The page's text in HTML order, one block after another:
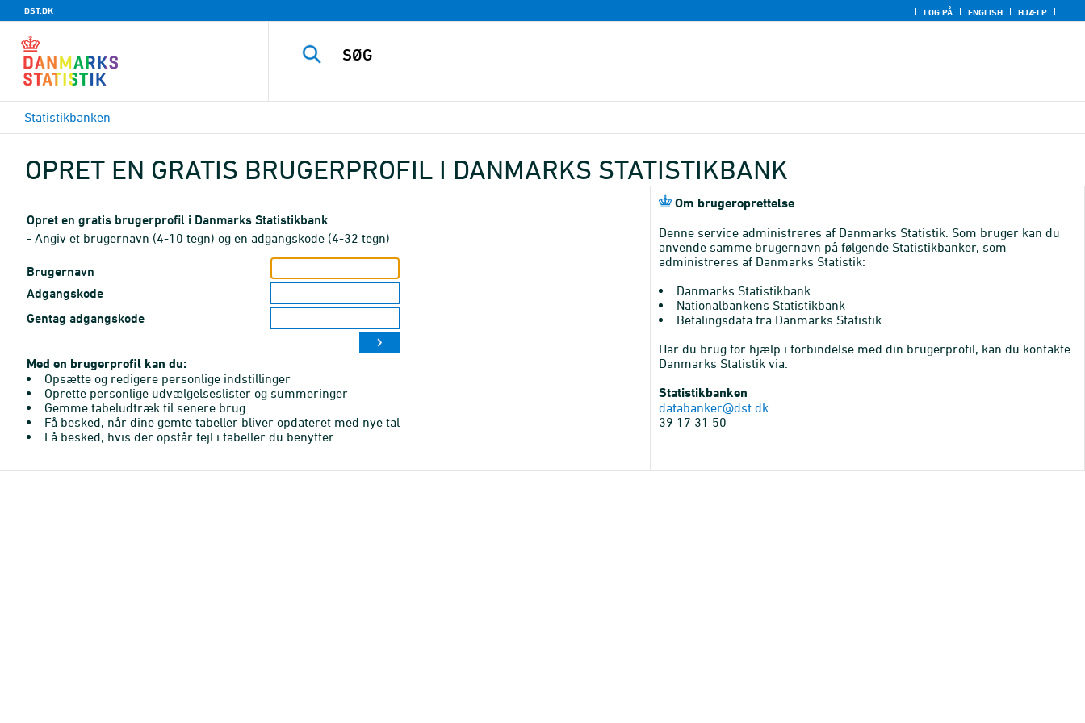
DST.DK LOG PÅ ENGLISH HJÆLP
Statistikbanken
OPRET EN GRATIS BRUGERPROFIL I DANMARKS STATISTIKBANK
Opret en gratis brugerprofil i Danmarks Statistikbank
- Angiv et brugernavn (4-10 tegn) og en adgangskode (4-32 tegn)
Brugernavn
Adgangskode
Gentag adgangskode
Med en brugerprofil kan du:
Opsætte og redigere personlige indstillinger
Oprette personlige udvælgelseslister og summeringer
Gemme tabeludtræk til senere brug
Få besked, når dine gemte tabeller bliver opdateret med nye tal
Få besked, hvis der opstår fejl i tabeller du benytter
Om brugeroprettelse
Denne service administreres af Danmarks Statistik. Som bruger kan du
anvende samme brugernavn på følgende Statistikbanker, som
administreres af Danmarks Statistik:
Danmarks Statistikbank
Nationalbankens Statistikbank
Betalingsdata fra Danmarks Statistik
Har du brug for hjælp i forbindelse med din brugerprofil, kan du kontakte
Danmarks Statistik via:
Statistikbanken
databanker@dst.dk
39 17 31 50